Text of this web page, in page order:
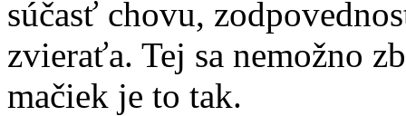
súčasť chovu,
zvieraťa. Tej sa nemožno
mačiek je to tak.